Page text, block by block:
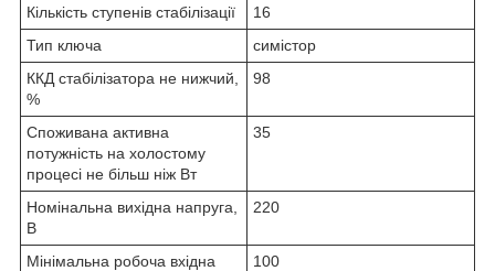
Кількість ступенів стабілізації
16
Тип ключа
симістор
ККД стабілізатора не нижчий,
%
98
Споживана активна
потужність на холостому
процесі не більш ніж Вт
35
Номінальна вихідна напруга,
В
220
Мінімальна робоча вхідна
100